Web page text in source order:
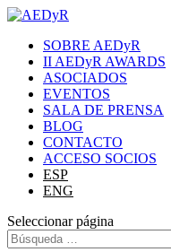
SOBRE AEDyR
II AEDyR AWARDS
ASOCIADOS
EVENTOS
SALA DE PRENSA
BLOG
CONTACTO
ACCESO SOCIOS
ESP
ENG
Seleccionar página